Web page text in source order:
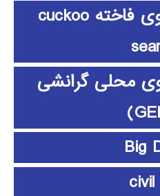
الگوریتم جستجوی فاخته cuckoo
محلی گرانشی
Big